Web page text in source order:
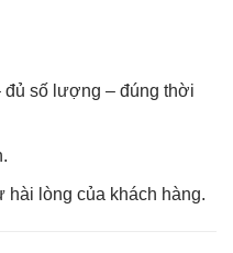
đủ số lượng – đúng thời
hài lòng của khách hàng.